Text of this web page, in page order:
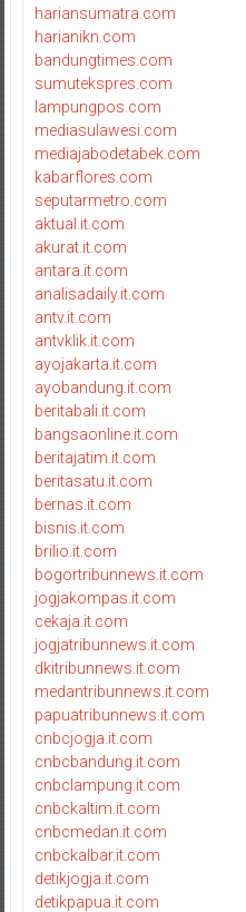
hariansumatra.com
harianikn.com
bandungtimes.com
sumutekspres.com
lampungpos.com
mediasulawesi.com
mediajabodetabek.com
kabarflores.com
seputarmetro.com
aktual.it.com
akurat.it.com
antara.it.com
analisadaily.it.com
antv.it.com
antvklik.it.com
ayojakarta.it.com
ayobandung.it.com
beritabali.it.com
bangsaonline.it.com
beritajatim.it.com
beritasatu.it.com
bernas.it.com
bisnis.it.com
brilio.it.com
bogortribunnews.it.com
jogjakompas.it.com
cekaja.it.com
jogjatribunnews.it.com
dkitribunnews.it.com
medantribunnews.it.com
papuatribunnews.it.com
cnbcjogja.it.com
cnbcbandung.it.com
cnbclampung.it.com
cnbckaltim.it.com
cnbcmedan.it.com
cnbckalbar.it.com
detikjogja.it.com
detikpapua.it.com